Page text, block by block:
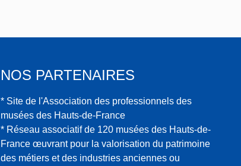
NOS PARTENAIRES
* Site de l'Association des professionnels des
musées des Hauts-de-France
* Réseau associatif de 120 musées des Hauts-de-
France œuvrant pour la valorisation du patrimoine
des métiers et des industries anciennes ou